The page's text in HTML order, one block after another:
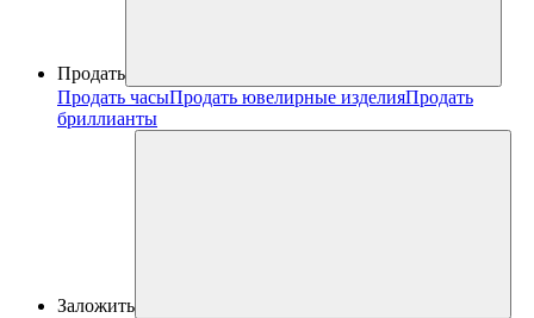
Продать
Продать часыПродать ювелирные изделияПродать
бриллианты
Заложить